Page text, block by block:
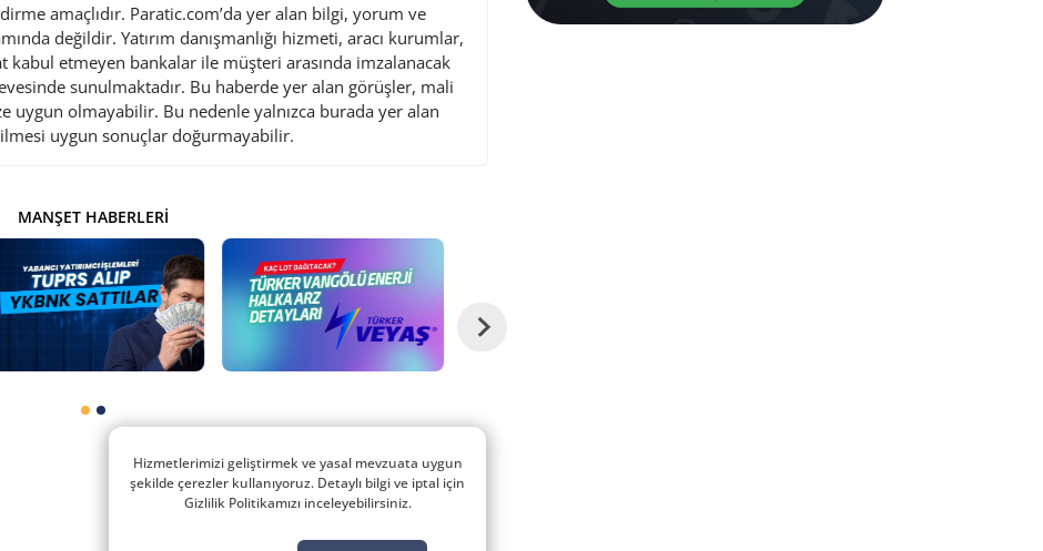
amaçlıdır. Paratic.com’da yer alan bilgi, yorum ve
değildir. Yatırım danışmanlığı hizmeti, aracı kurumlar,
etmeyen bankalar ile müşteri arasında imzalanacak
sunulmaktadır. Bu haberde yer alan görüşler, mali
olmayabilir. Bu nedenle yalnızca burada yer alan
uygun sonuçlar doğurmayabilir.
MANŞET HABERLERI
Hizmetlerimizi geliştirmek ve yasal mevzuata uygun
şekilde çerezler kullanıyoruz. Detaylı bilgi ve iptal için
Gizlilik Politikamızı inceleyebilirsiniz.